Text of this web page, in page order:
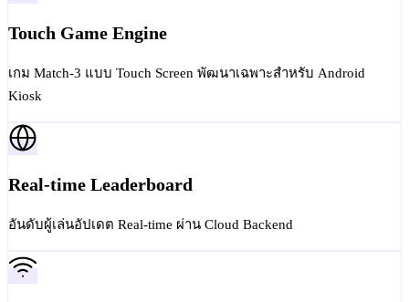
Touch Game Engine
เกม Match-3 แบบ Touch Screen พัฒนาเฉพาะสำหรับ Android
Kiosk
Real-time Leaderboard
อันดับผู้เล่นอัปเดต Real-time ผ่าน Cloud Backend